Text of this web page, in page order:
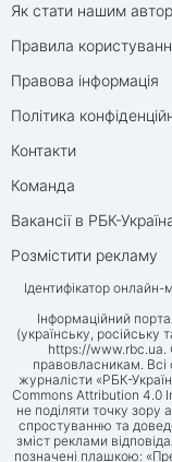
Як стати нашим
Правила
Правова інформація
Політика
Контакти
Команда
Вакансії в РБК-
Розмістити рекламу
Ідентифікатор онлайн-
Інформаційний
(українську, російську
https://www.rbc.ua.
правовласникам. Всі
журналісти «РБК-
Commons Attribution 4.0
не поділяти точку зору
спростуванню та
зміст реклами
позначені плашкою: